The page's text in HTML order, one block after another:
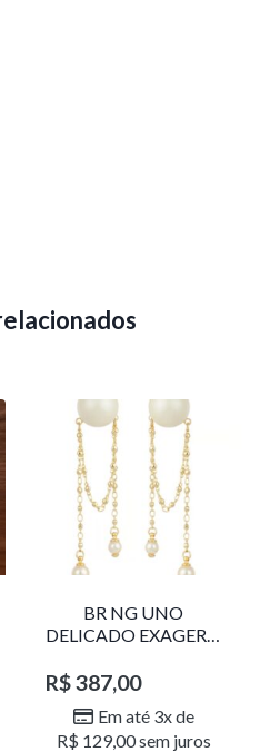
BR NG UNO
DELICADO EXAGERO
R$387,00
Em até 3x de
R$ 129,00sem juros